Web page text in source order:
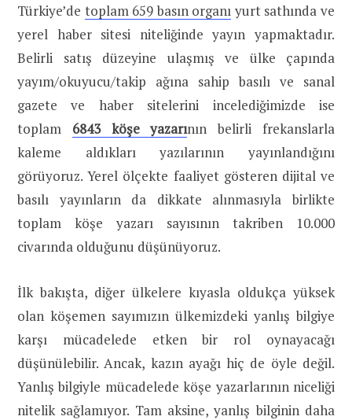
Türkiye’de toplam 659 basın organı yurt sathında ve
yerel haber sitesi niteliğinde yayın yapmaktadır.
Belirli satış düzeyine ulaşmış ve ülke çapında
yayım/okuyucu/takip ağına sahip basılı ve sanal
gazete ve haber sitelerini incelediğimizde ise
toplam 6843 köşe yazarının belirli frekanslarla
kaleme aldıkları yazılarının yayınlandığını
görüyoruz. Yerel ölçekte faaliyet gösteren dijital ve
basılı yayınların da dikkate alınmasıyla birlikte
toplam köşe yazarı sayısının takriben 10.000
civarında olduğunu düşünüyoruz.
İlk bakışta, diğer ülkelere kıyasla oldukça yüksek
olan köşemen sayımızın ülkemizdeki yanlış bilgiye
karşı mücadelede etken bir rol oynayacağı
düşünülebilir. Ancak, kazın ayağı hiç de öyle değil.
Yanlış bilgiyle mücadelede köşe yazarlarının niceliği
nitelik sağlamıyor. Tam aksine, yanlış bilginin daha